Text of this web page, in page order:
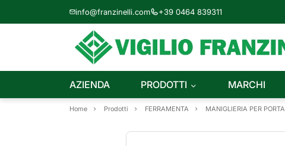
info@franzinelli.com +39 0464 839311
AZIENDA PRODOTTI MARCHI
Home Prodotti FERRAMENTA MANIGLIERIA PER PORTA